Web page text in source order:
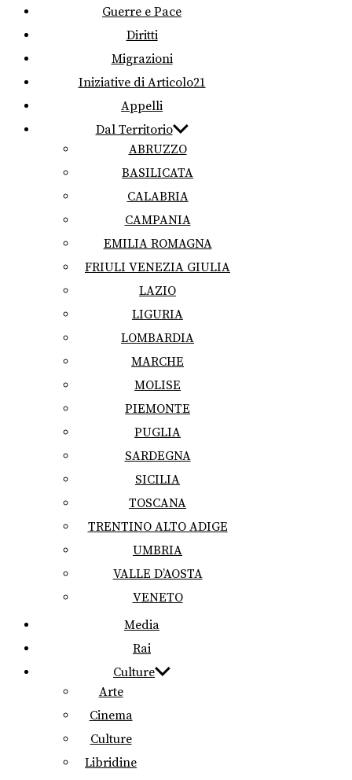
Guerre e Pace
Diritti
Migrazioni
Iniziative di Articolo21
Appelli
Dal Territorio
ABRUZZO
BASILICATA
CALABRIA
CAMPANIA
EMILIA ROMAGNA
FRIULI VENEZIA GIULIA
LAZIO
LIGURIA
LOMBARDIA
MARCHE
MOLISE
PIEMONTE
PUGLIA
SARDEGNA
SICILIA
TOSCANA
TRENTINO ALTO ADIGE
UMBRIA
VALLE D’AOSTA
VENETO
Media
Rai
Culture
Arte
Cinema
Culture
Libridine